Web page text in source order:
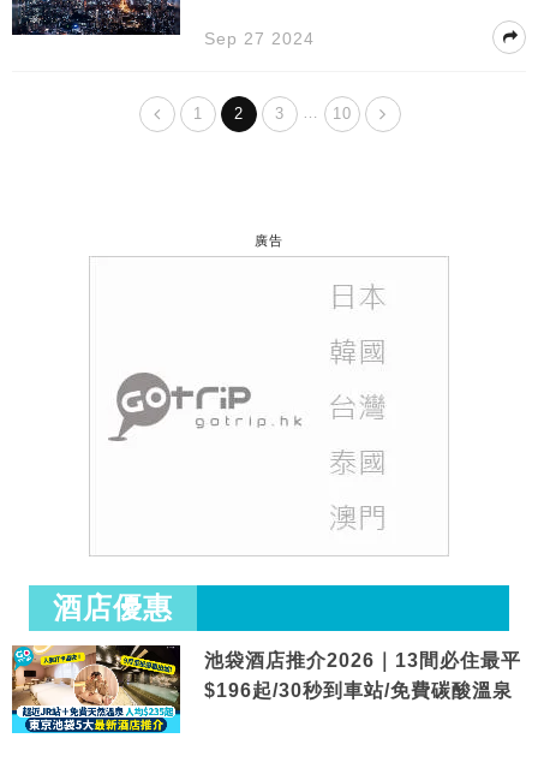
Sep 27 2024
1 2 3 … 10
廣告
酒店優惠
池袋酒店推介2026｜13間必住最平
$196起/30秒到車站/免費碳酸溫泉